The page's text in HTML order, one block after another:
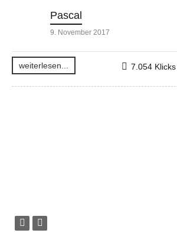
Pascal
9. November 2017
weiterlesen... 7.054 Klicks